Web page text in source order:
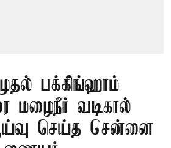
பக்கிங்ஹாம்
மழைநீர் வடிகால்
செய்த சென்னை